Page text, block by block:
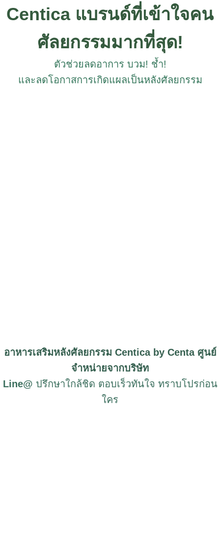
Centica แบรนด์ที่เข้าใจคน
ศัลยกรรมมากที่สุด!
ตัวช่วยลดอาการ บวม! ช้ำ!
และลดโอกาสการเกิดแผลเป็นหลังศัลยกรรม
อาหารเสริมหลังศัลยกรรม Centica by Centa ศูนย์
จำหน่ายจากบริษัท
Line@ ปรึกษาใกล้ชิด ตอบเร็วทันใจ ทราบโปรก่อน
ใคร